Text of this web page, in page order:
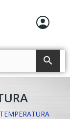
search